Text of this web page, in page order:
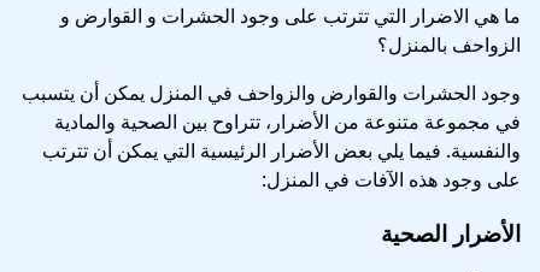
ما هي الاضرار التي تترتب على وجود الحشرات و القوارض و
الزواحف بالمنزل؟
وجود الحشرات والقوارض والزواحف في المنزل يمكن أن يتسبب
في مجموعة متنوعة من الأضرار، تتراوح بين الصحية والمادية
والنفسية. فيما يلي بعض الأضرار الرئيسية التي يمكن أن تترتب
على وجود هذه الآفات في المنزل:
الأضرار الصحية